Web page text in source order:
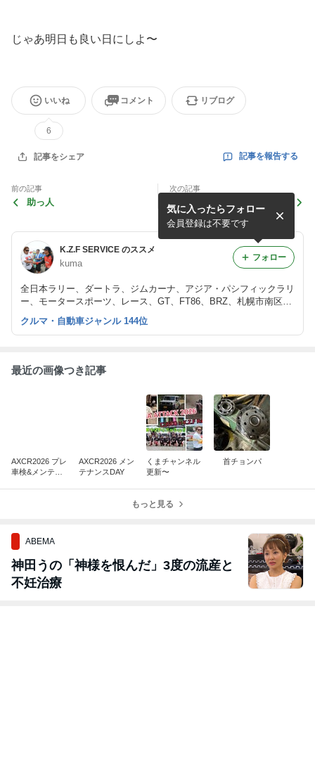
じゃあ明日も良い日にしよ〜
いいね
6
コメント リブログ
記事をシェア 記事を報告する
前の記事
助っ人
次の記事
K.Z.F SERVICE のススメ
kuma
全日本ラリー、ダートラ、ジムカーナ、アジア・パシフィックラリ
ー、モータースポーツ、レース、GT、FT86、BRZ、札幌市南区北
ノ沢自動車整備修理工場、タイヤ交換、Moty's、CUSCO、キャロ
ッセ取り扱い店
気に入ったらフォロー
会員登録は不要です
フォロー
クルマ・自動車ジャンル 144位
最近の画像つき記事
AXCR2026 プレ
車検&メンテナ
AXCR2026 メン
テナンスDAY
くまチャンネル
更新〜
首チョンパ
もっと見る
ABEMA
神田うの「神様を恨んだ」3度の流産と
不妊治療